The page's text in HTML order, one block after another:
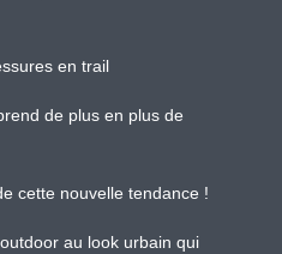
en trail
de plus en plus de
cette nouvelle tendance !
au look urbain qui